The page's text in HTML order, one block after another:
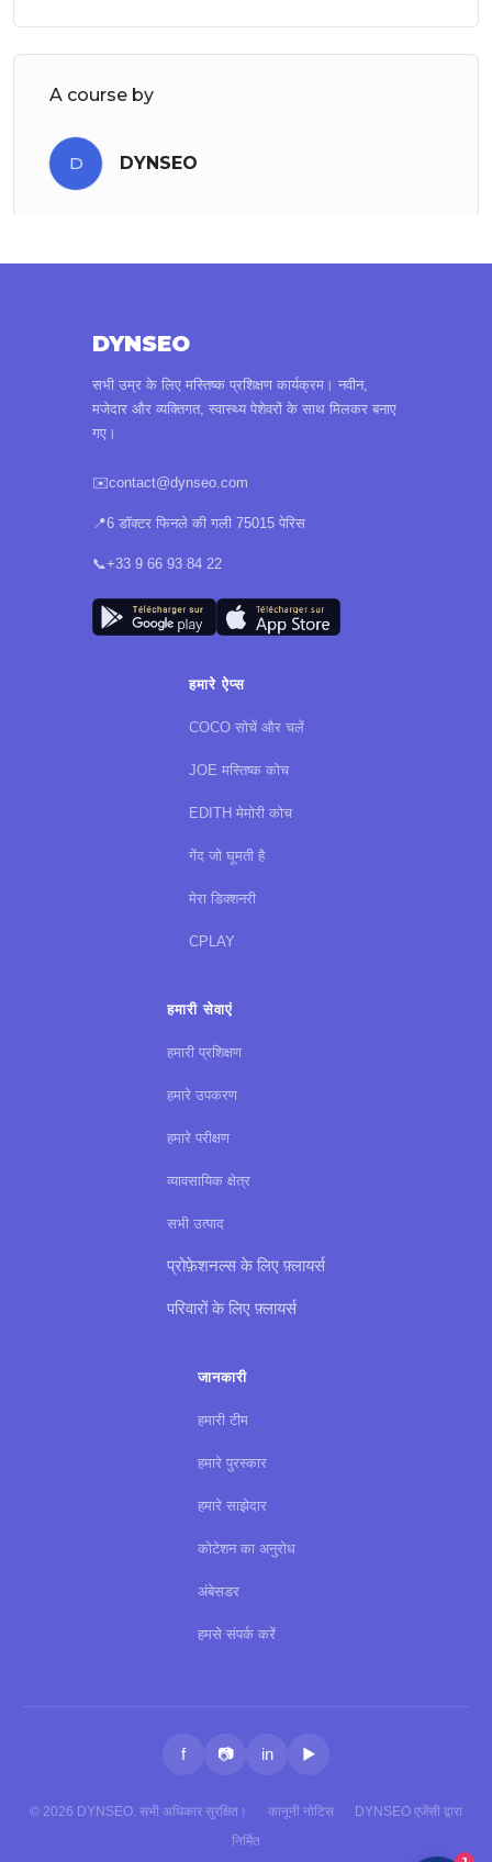
A course by
D DYNSEO
DYNSEO
सभी उम्र के लिए मस्तिष्क प्रशिक्षण कार्यक्रम। नवीन,
मजेदार और व्यक्तिगत, स्वास्थ्य पेशेवरों के साथ मिलकर बनाए
गए।
✉️contact@dynseo.com
📍6 डॉक्टर फिनले की गली 75015 पेरिस
📞+33 9 66 93 84 22
हमारे ऐप्स
COCO सोचें और चलें
JOE मस्तिष्क कोच
EDITH मेमोरी कोच
गेंद जो घूमती है
मेरा डिक्शनरी
CPLAY
हमारी सेवाएं
हमारी प्रशिक्षण
हमारे उपकरण
हमारे परीक्षण
व्यावसायिक क्षेत्र
सभी उत्पाद
प्रोफ़ेशनल्स के लिए फ़्लायर्स
परिवारों के लिए फ़्लायर्स
जानकारी
हमारी टीम
हमारे पुरस्कार
हमारे साझेदार
कोटेशन का अनुरोध
अंबेसडर
हमसे संपर्क करें
f 📷 in ▶
© 2026 DYNSEO. सभी अधिकार सुरक्षित। कानूनी नोटिस
DYNSEO एजेंसी द्वारा
निर्मित